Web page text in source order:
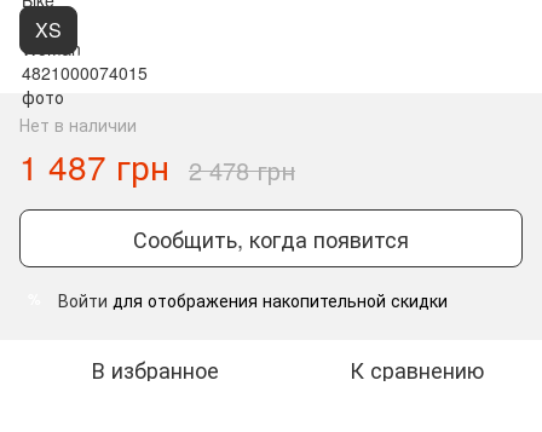
XS
Нет в наличии
1 487 грн 2 478 грн
Сообщить, когда появится
Войти для отображения накопительной скидки
В избранное К сравнению